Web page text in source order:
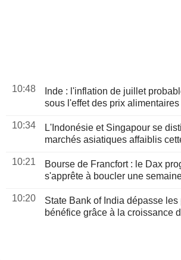
10:48
Inde : l'inflation de juillet
sous l'effet des prix alimentaires
10:34
L'Indonésie et Singapour se
marchés asiatiques affaiblis
10:21
Bourse de Francfort : le Dax
s'apprête à boucler une
10:20
State Bank of India dépasse
bénéfice grâce à la croissance